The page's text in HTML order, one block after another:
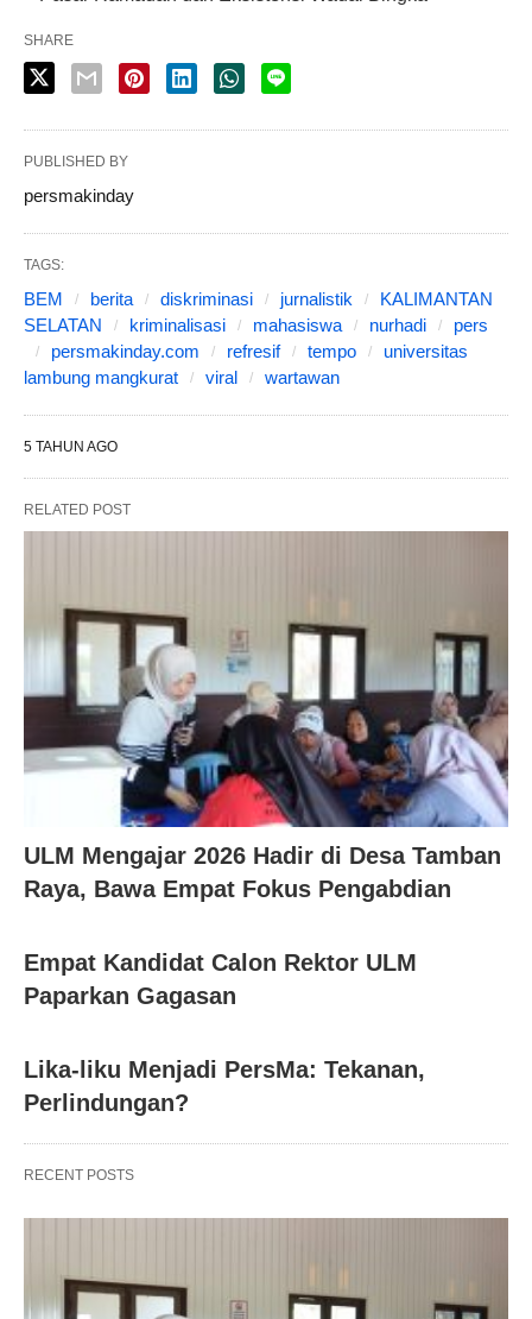
SHARE
PUBLISHED BY
persmakinday
TAGS:
BEM berita diskriminasi jurnalistik
KALIMANTAN
SELATAN
kriminalisasi mahasiswa nurhadi
pers
persmakinday.com
refresif tempo
universitas
lambung mangkurat
viral wartawan
5 TAHUN AGO
RELATED POST
ULM Mengajar 2026 Hadir di Desa Tamban
Raya, Bawa Empat Fokus Pengabdian
Empat Kandidat Calon Rektor ULM
Paparkan Gagasan
Lika-liku Menjadi PersMa: Tekanan,
Perlindungan?
RECENT POSTS